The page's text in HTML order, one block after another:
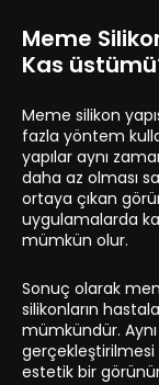
Meme
Kas
Meme silikon
fazla yöntem
yapılar aynı
daha az olması
ortaya çıkan
uygulamalarda
mümkün olur.
Sonuç olarak
silikonların
mümkündür.
gerçekleştirilmesi
estetik bir